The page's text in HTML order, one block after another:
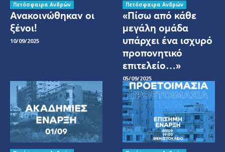
Πετόσφαιρα Ανδρών
Ανακοινώθηκαν οι
ξένοι!
10/09/2025
Πετόσφαιρα Ανδρών
«Πίσω από κάθε
μεγάλη ομάδα
υπάρχει ένα ισχυρό
προπονητικό
επιτελείο…»
05/09/2025